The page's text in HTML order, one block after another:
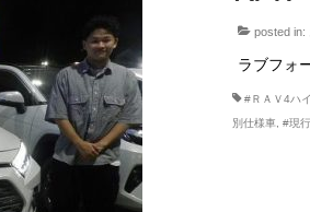
posted in:
ラブフォ
#ＲＡＶ4ハ
別仕様車
,#現行